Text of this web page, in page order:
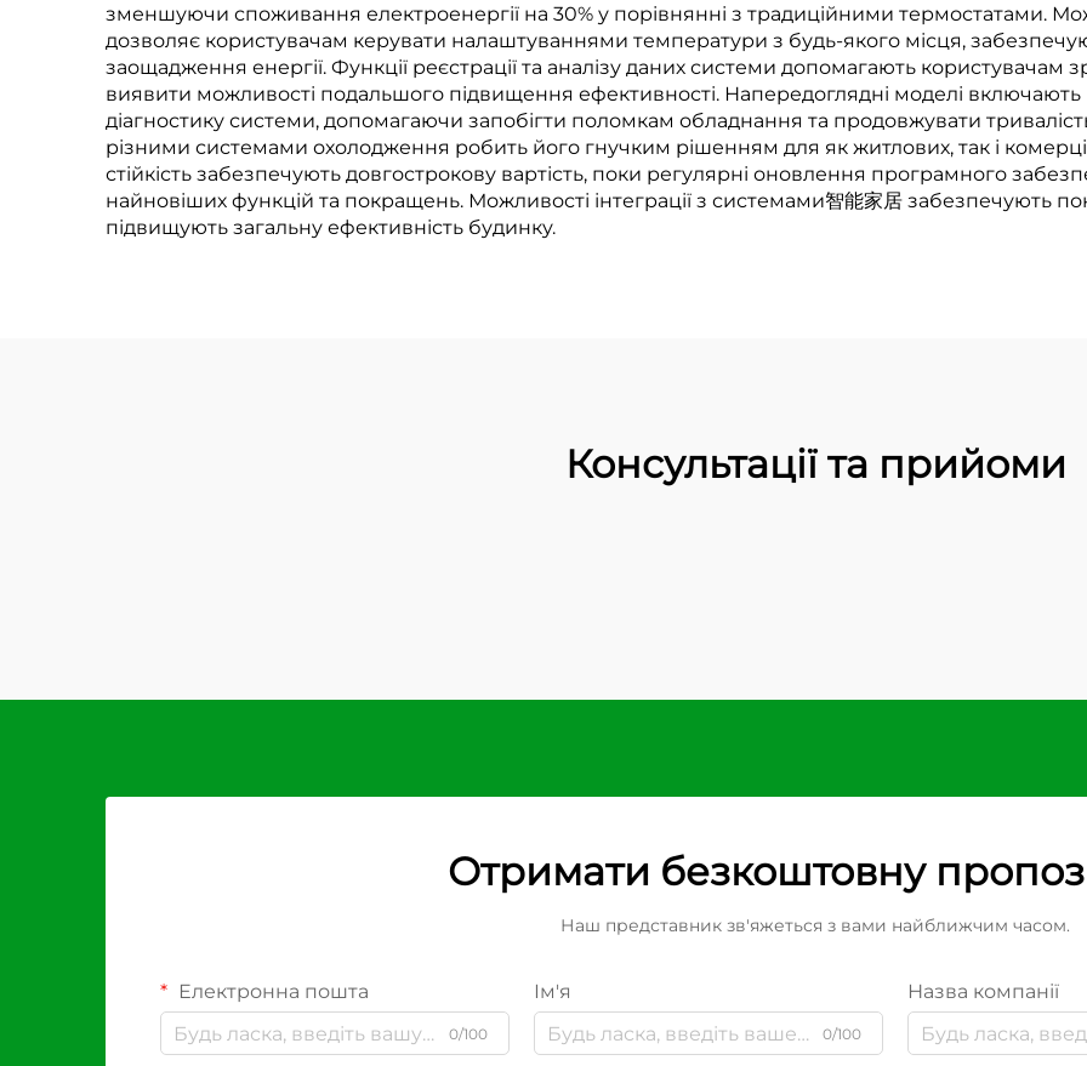
зменшуючи споживання електроенергії на 30% у порівнянні з традиційними термостатами.
дозволяє користувачам керувати налаштуваннями температури з будь-якого місця,
заощадження енергії. Функції реєстрації та аналізу даних системи допомагають користувачам
виявити можливості подальшого підвищення ефективності. Напередоглядні моделі
діагностику системи, допомагаючи запобігти поломкам обладнання та продовжувати
різними системами охолодження робить його гнучким рішенням для як житлових, так і
стійкість забезпечують довгострокову вартість, поки регулярні оновлення програмного
найновіших функцій та покращень. Можливості інтеграції з системами智能家居 забезпечують
підвищують загальну ефективність будинку.
Консультації та прийоми
Отримати безкоштовну
Наш представник зв'яжеться з вами найближчим часом.
Електронна пошта
0/100
Ім'я
0/100
Назва компанії